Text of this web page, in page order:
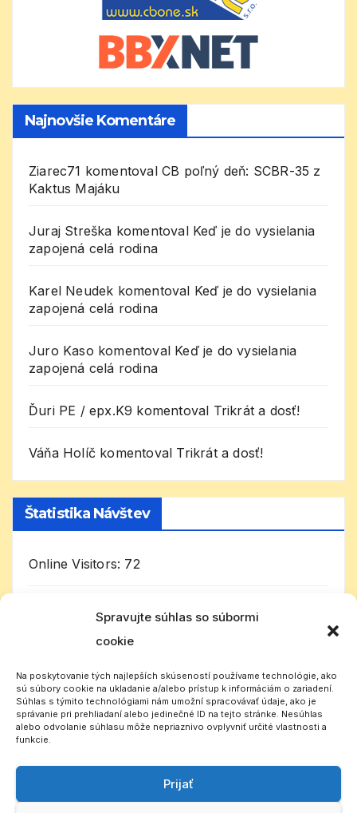
Spravujte súhlas so súbormi
cookie
Na poskytovanie tých najlepších skúseností používame technológie, ako
sú súbory cookie na ukladanie a/alebo prístup k informáciám o zariadení.
Súhlas s týmito technológiami nám umožní spracovávať údaje, ako je
správanie pri prehliadaní alebo jedinečné ID na tejto stránke. Nesúhlas
alebo odvolanie súhlasu môže nepriaznivo ovplyvniť určité vlastnosti a
funkcie.
Prijať
Najnovšie Komentáre
Ziarec71 komentovalCB poľný deň: SCBR-35 z
Kaktus Majáku
Juraj Streška komentoval Keď je do vysielania
zapojená celá rodina
Karel Neudek komentoval Keď je do vysielania
zapojená celá rodina
Juro Kaso komentoval Keď je do vysielania
zapojená celá rodina
Ďuri PE / epx.K9 komentoval Trikrát a dosť!
Váňa Holíč komentoval Trikrát a dosť!
Štatistika Návštev
Online Visitors: 72
Today's Visitors:7 996